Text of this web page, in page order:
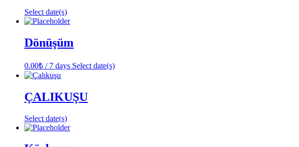
Select date(s)
Dönüşüm
0.00₺ / 7 days Select date(s)
ÇALIKUŞU
Select date(s)